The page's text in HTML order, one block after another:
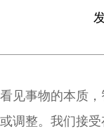
看见事物的本质
或调整。我们接